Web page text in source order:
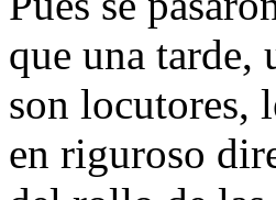
que una tarde,
son locutores,
en riguroso